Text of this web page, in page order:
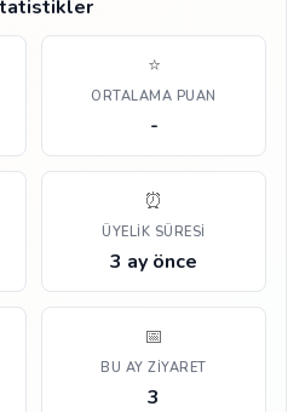
⭐
ORTALAMA PUAN
-
⏰
ÜYELIK SÜRESI
3 ay önce
📅
BU AY ZIYARET
3